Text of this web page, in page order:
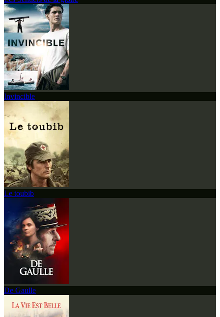
Invincible
Le toubib
De Gaulle